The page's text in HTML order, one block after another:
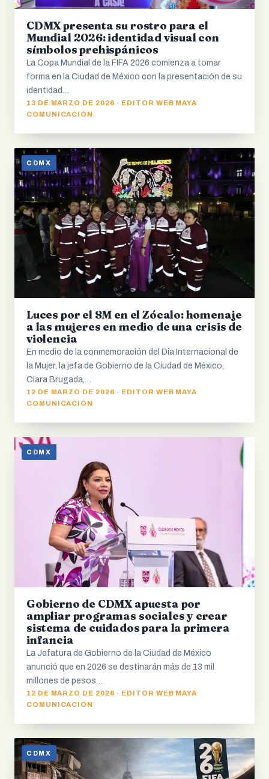
CDMX presenta su rostro para el
Mundial 2026: identidad visual con
símbolos prehispánicos
La Copa Mundial de la FIFA 2026 comienza a tomar
forma en la Ciudad de México con la presentación de su
identidad…
13 DE MARZO DE 2026 · EDITOR WEB MAYA
COMUNICACIÓN
CDMX
Luces por el 8M en el Zócalo: homenaje
a las mujeres en medio de una crisis de
violencia
En medio de la conmemoración del Día Internacional de
la Mujer, la jefa de Gobierno de la Ciudad de México,
Clara Brugada,…
12 DE MARZO DE 2026 · EDITOR WEB MAYA
COMUNICACIÓN
CDMX
Gobierno de CDMX apuesta por
ampliar programas sociales y crear
sistema de cuidados para la primera
infancia
La Jefatura de Gobierno de la Ciudad de México
anunció que en 2026 se destinarán más de 13 mil
millones de pesos…
12 DE MARZO DE 2026 · EDITOR WEB MAYA
COMUNICACIÓN
CDMX